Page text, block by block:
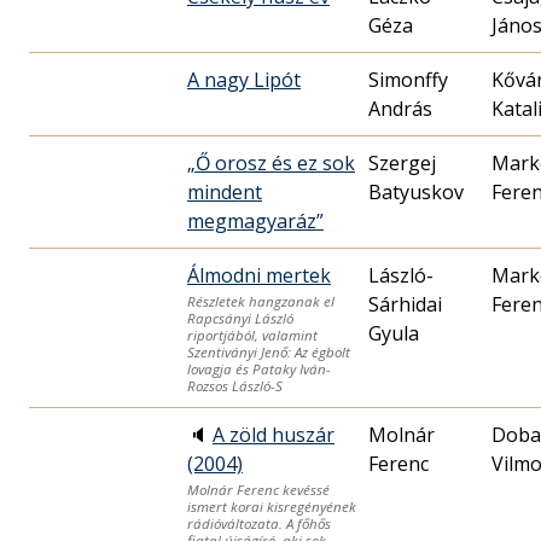
Géza
János
A nagy Lipót
Simonffy
András
„Ő orosz és ez sok
mindent
megmagyaráz”
Szergej
Batyuskov
Álmodni mertek
Részletek hangzanak el
Rapcsányi László
riportjából, valamint
Szentiványi Jenő: Az égbolt
lovagja és Pataky Iván-
Rozsos László-S
László-
Sárhidai
Gyula
🔈 A zöld huszár
(2004)
Molnár Ferenc kevéssé
ismert korai kisregényének
rádióváltozata. A főhős
Molnár
Ferenc